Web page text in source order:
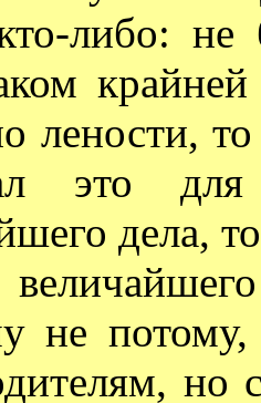
либо: не
лености,
это
дела,
не
но